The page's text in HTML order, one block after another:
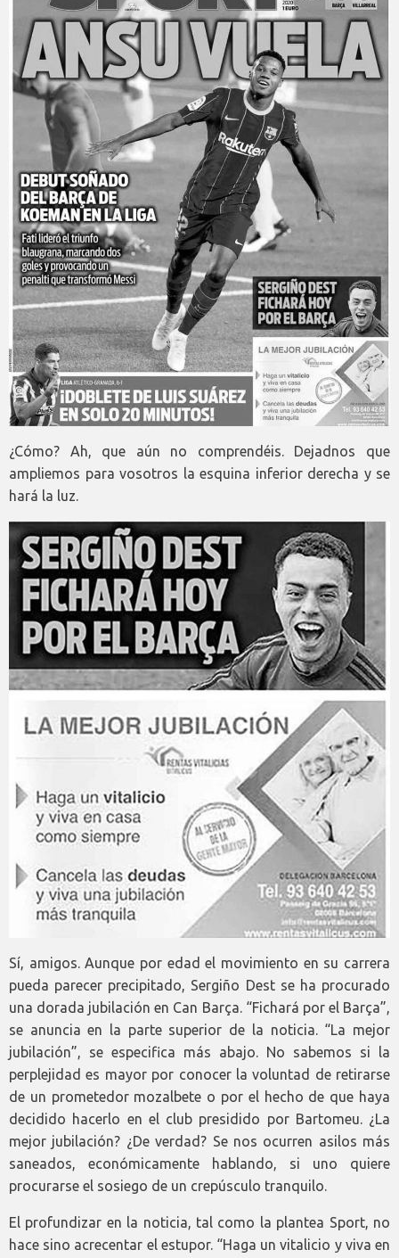
¿Cómo? Ah, que aún no comprendéis. Dejadnos que
ampliemos para vosotros la esquina inferior derecha y se
hará la luz.
Sí, amigos. Aunque por edad el movimiento en su carrera
pueda parecer precipitado, Sergiño Dest se ha procurado
una dorada jubilación en Can Barça. “Fichará por el Barça”,
se anuncia en la parte superior de la noticia. “La mejor
jubilación”, se especifica más abajo. No sabemos si la
perplejidad es mayor por conocer la voluntad de retirarse
de un prometedor mozalbete o por el hecho de que haya
decidido hacerlo en el club presidido por Bartomeu. ¿La
mejor jubilación? ¿De verdad? Se nos ocurren asilos más
saneados, económicamente hablando, si uno quiere
procurarse el sosiego de un crepúsculo tranquilo.
El profundizar en la noticia, tal como la plantea Sport, no
hace sino acrecentar el estupor. “Haga un vitalicio y viva en